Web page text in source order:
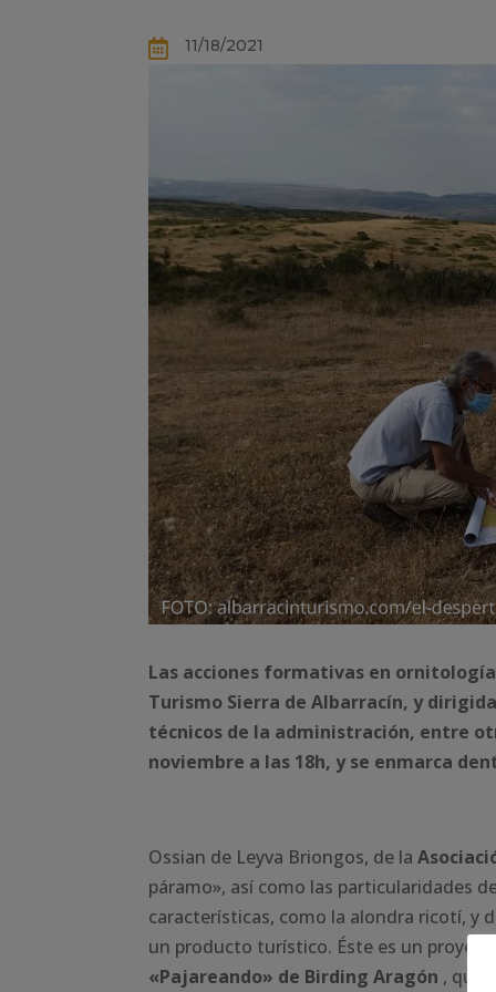
 11/18/2021
Las acciones formativas en
Turismo Sierra de Albarracín, y
técnicos de la administración, entre
noviembre a las 18h, y se enmarca
Ossian de Leyva Briongos, de la
páramo», así como las particularidades
características, como la alondra ricotí, y
un producto turístico. Éste es un
«Pajareando» de Birding Aragón , que